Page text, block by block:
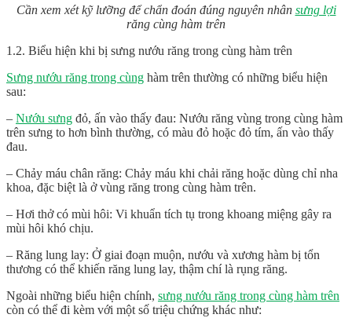
Cần xem xét kỹ lưỡng để chẩn đoán đúng nguyên nhân sưng lợi
răng cùng hàm trên
1.2. Biểu hiện khi bị sưng nướu răng trong cùng hàm trên
Sưng nướu răng trong cùng hàm trên thường có những biểu hiện
sau:
– Nướu sưng đỏ, ấn vào thấy đau: Nướu răng vùng trong cùng hàm
trên sưng to hơn bình thường, có màu đỏ hoặc đỏ tím, ấn vào thấy
đau.
– Chảy máu chân răng: Chảy máu khi chải răng hoặc dùng chỉ nha
khoa, đặc biệt là ở vùng răng trong cùng hàm trên.
– Hơi thở có mùi hôi: Vi khuẩn tích tụ trong khoang miệng gây ra
mùi hôi khó chịu.
– Răng lung lay: Ở giai đoạn muộn, nướu và xương hàm bị tổn
thương có thể khiến răng lung lay, thậm chí là rụng răng.
Ngoài những biểu hiện chính, sưng nướu răng trong cùng hàm trên
còn có thể đi kèm với một số triệu chứng khác như: